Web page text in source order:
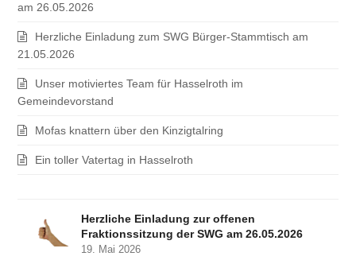
am 26.05.2026
Herzliche Einladung zum SWG Bürger-Stammtisch am
21.05.2026
Unser motiviertes Team für Hasselroth im
Gemeindevorstand
Mofas knattern über den Kinzigtalring
Ein toller Vatertag in Hasselroth
Herzliche Einladung zur offenen
Fraktionssitzung der SWG am 26.05.2026
19. Mai 2026